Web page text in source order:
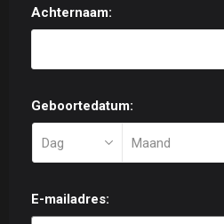
Achternaam:
Geboortedatum:
E-mailadres: